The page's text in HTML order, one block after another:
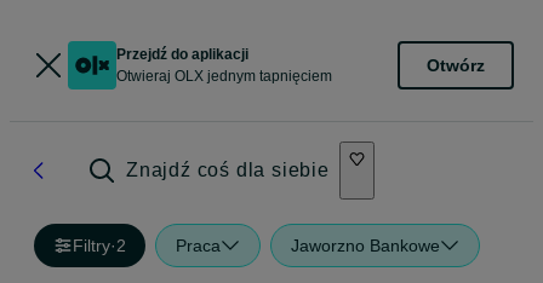
Przejdź do aplikacji
Otwieraj OLX jednym tapnięciem
Otwórz
Znajdź coś dla siebie
Filtry·2 Praca Jaworzno Bankowe